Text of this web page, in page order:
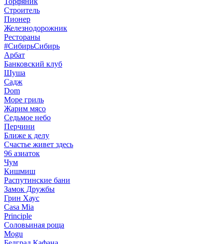
Строитель
Пионер
Железнодорожник
Рестораны
#СибирьСибирь
Арбат
Банковский клуб
Шуша
Садж
Dom
Море гриль
Жарим мясо
Седьмое небо
Перчини
Ближе к делу
Счастье живет здесь
96 азиаток
Чум
Кишмиш
Распутинские бани
Замок Дружбы
Грин Хаус
Casa Mia
Principle
Соловьиная роща
Mogu